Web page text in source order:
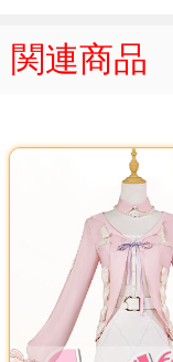
関連商品